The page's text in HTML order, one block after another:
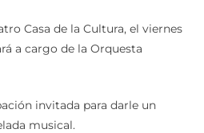
Casa de la Cultura, el viernes
a cargo de la Orquesta
invitada para darle un
musical.